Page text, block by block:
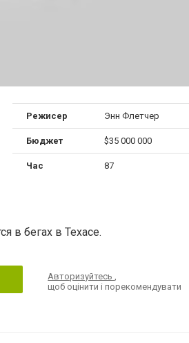
Режисер Энн Флетчер
Бюджет $35 000 000
Час 87
в бегах в Техасе.
Авторизуйтесь
щоб оцінити і порекомендувати